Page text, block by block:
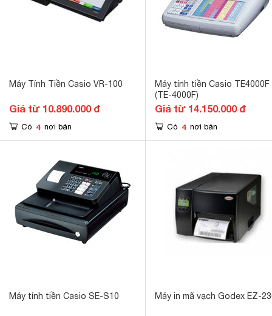
Máy Tính Tiền Casio VR-100
Giá từ 10.890.000 đ
Có 4 nơi bán
Máy tính tiền Casio TE4000F
(TE-4000F)
Giá từ 14.150.000 đ
Có 4 nơi bán
Máy tính tiền Casio SE-S10 Máy in mã vạch Godex EZ-